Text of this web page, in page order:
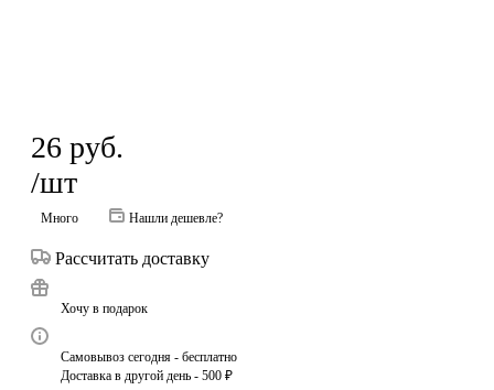
26 руб.
/шт
Много Нашли дешевле?
Рассчитать доставку
Хочу в подарок
Самовывоз сегодня - бесплатно
Доставка в другой день - 500 ₽